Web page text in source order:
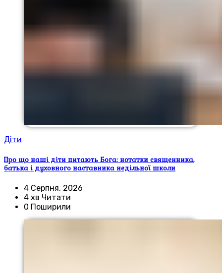
Діти
Про що наші діти питають Бога: нотатки священника,
батька і духовного наставника недільної школи
4 Серпня, 2026
4 хв Читати
0 Поширили